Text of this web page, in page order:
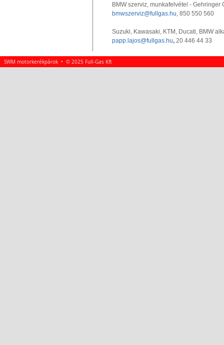
BMW szerviz, munkafelvétel - Gehringer
bmwszerviz@fullgas.hu, 850 550 560
Suzuki, Kawasaki, KTM, Ducati, BMW
papp.lajos@fullgas.hu, 20 446 44 33
SWM motorkerékpárok • © 2025 Full-Gas Kft